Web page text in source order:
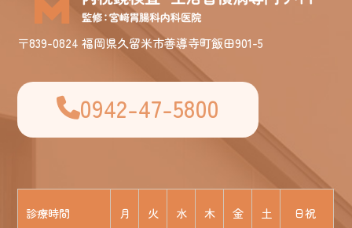
〒839-0824 福岡県久留米市善導寺町飯田901-5
0942-47-5800
診療時間 月 火 水 木 金 土 日祝